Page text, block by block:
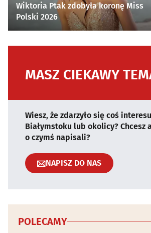
Wiktoria Ptak zdobyła koronę Miss
Polski 2026
MASZ CIEKAWY
Wiesz, że zdarzyło się coś
Białymstoku lub okolicy? Chcesz
o czymś napisali?
NAPISZ DO NAS
POLECAMY